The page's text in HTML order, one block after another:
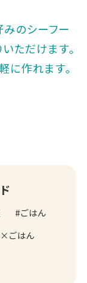
のシーフー
ただけます。
に作れます。
ごはん
ごはん